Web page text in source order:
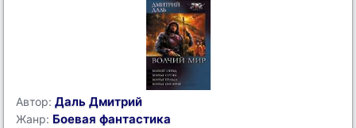
Автор: Даль Дмитрий
Жанр: Боевая фантастика